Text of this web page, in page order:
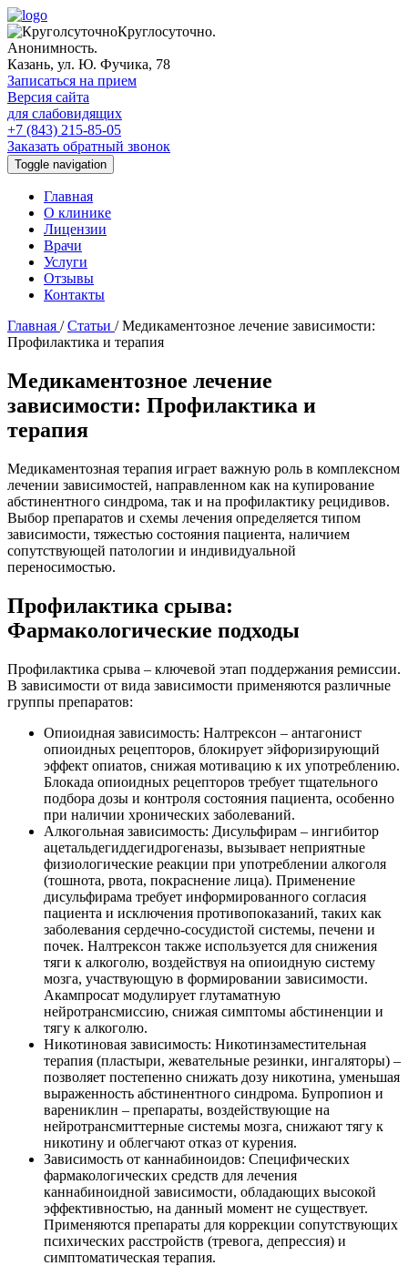
Круглосуточно.
Анонимность.
Казань, ул. Ю. Фучика, 78
Записаться на прием
Версия сайта
для слабовидящих
+7 (843) 215-85-05
Заказать обратный звонок
Toggle navigation
Главная
О клинике
Лицензии
Врачи
Услуги
Отзывы
Контакты
Главная /Статьи /Медикаментозное лечение зависимости:
Профилактика и терапия
Медикаментозное лечение
зависимости: Профилактика и
терапия
Медикаментозная терапия играет важную роль в комплексном
лечении зависимостей, направленном как на купирование
абстинентного синдрома, так и на профилактику рецидивов.
Выбор препаратов и схемы лечения определяется типом
зависимости, тяжестью состояния пациента, наличием
сопутствующей патологии и индивидуальной
переносимостью.
Профилактика срыва:
Фармакологические подходы
Профилактика срыва – ключевой этап поддержания ремиссии.
В зависимости от вида зависимости применяются различные
группы препаратов:
Опиоидная зависимость: Налтрексон – антагонист
опиоидных рецепторов, блокирует эйфоризирующий
эффект опиатов, снижая мотивацию к их употреблению.
Блокада опиоидных рецепторов требует тщательного
подбора дозы и контроля состояния пациента, особенно
при наличии хронических заболеваний.
Алкогольная зависимость: Дисульфирам – ингибитор
ацетальдегиддегидрогеназы, вызывает неприятные
физиологические реакции при употреблении алкоголя
(тошнота, рвота, покраснение лица). Применение
дисульфирама требует информированного согласия
пациента и исключения противопоказаний, таких как
заболевания сердечно-сосудистой системы, печени и
почек. Налтрексон также используется для снижения
тяги к алкоголю, воздействуя на опиоидную систему
мозга, участвующую в формировании зависимости.
Акампросат модулирует глутаматную
нейротрансмиссию, снижая симптомы абстиненции и
тягу к алкоголю.
Никотиновая зависимость: Никотинзаместительная
терапия (пластыри, жевательные резинки, ингаляторы) –
позволяет постепенно снижать дозу никотина, уменьшая
выраженность абстинентного синдрома. Бупропион и
варениклин – препараты, воздействующие на
нейротрансмиттерные системы мозга, снижают тягу к
никотину и облегчают отказ от курения.
Зависимость от каннабиноидов: Специфических
фармакологических средств для лечения
каннабиноидной зависимости, обладающих высокой
эффективностью, на данный момент не существует.
Применяются препараты для коррекции сопутствующих
психических расстройств (тревога, депрессия) и
симптоматическая терапия.